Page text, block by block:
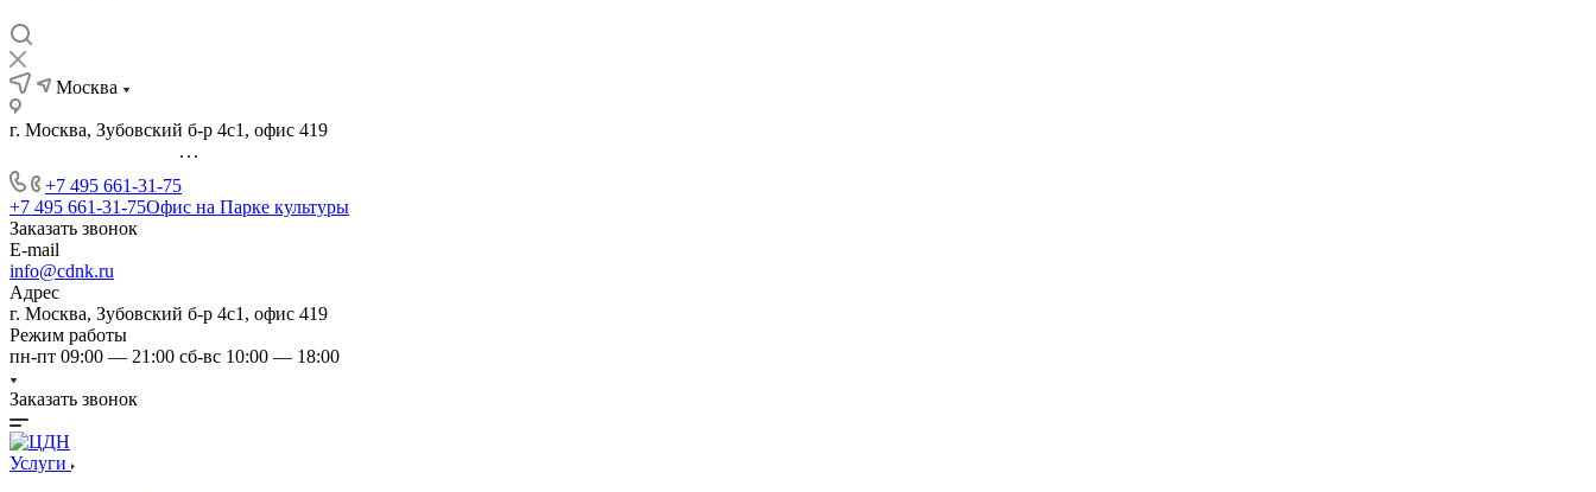
Москва
г. Москва, Зубовский б-р 4с1, офис 419
...
+7 495 661-31-75
+7 495 661-31-75Офис на Парке культуры
Заказать звонок
E-mail
info@cdnk.ru
Адрес
г. Москва, Зубовский б-р 4с1, офис 419
Режим работы
пн-пт 09:00 — 21:00 сб-вс 10:00 — 18:00
Заказать звонок
Услуги